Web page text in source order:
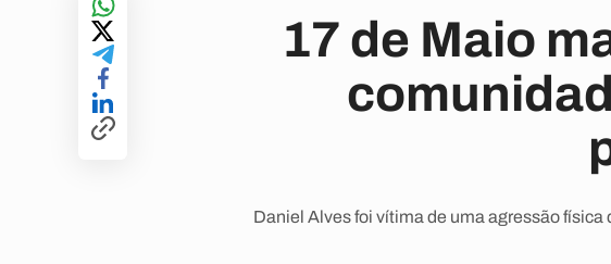
17 de Maio
Daniel Alves foi vítima de uma agressão